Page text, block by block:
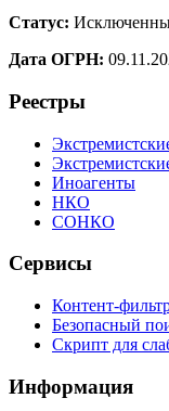
Статус:
Дата ОГРН:
Реестры
Иноагенты
НКО
СОНКО
Сервисы
Контент-
Безопасный
Скрипт для
Информация